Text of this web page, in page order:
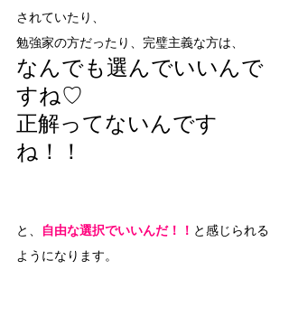
されていたり、
勉強家の方だったり、完璧主義な方は、
なんでも選んでいいんで
すね♡
正解ってないんです
ね！！
と、 自由な選択でいいんだ！！ と感じられる
ようになります。